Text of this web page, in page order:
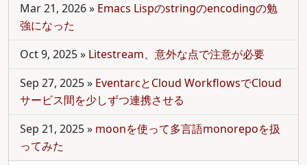
Mar 21, 2026» Emacs Lispのstringのencodingの勉
強になった
Oct 9, 2025» Litestream、意外な点で注意が必要
Sep 27, 2025» EventarcとCloud WorkflowsでCloud
サービス間を少しずつ連携させる
Sep 21, 2025» moonを使って多言語monorepoを扱
ってみた